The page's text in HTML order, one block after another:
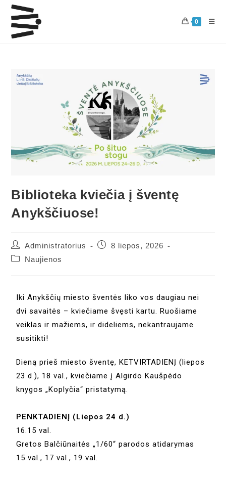
0
Biblioteka kviečia į šventę
Anykščiuose!
Administratorius
8 liepos, 2026
Naujienos
Iki Anykščių miesto šventės liko vos daugiau nei
dvi savaitės – kviečiame švęsti kartu. Ruošiame
veiklas ir mažiems, ir dideliems, nekantraujame
susitikti!
Dieną prieš miesto šventę, KETVIRTADIENĮ (liepos
23 d.), 18 val., kviečiame į Algirdo Kaušpėdo
knygos „Koplyčia“ pristatymą.
PENKTADIENĮ (Liepos 24 d.)
16.15 val.
Gretos Balčiūnaitės „1/60“ parodos atidarymas
15 val., 17 val., 19 val.